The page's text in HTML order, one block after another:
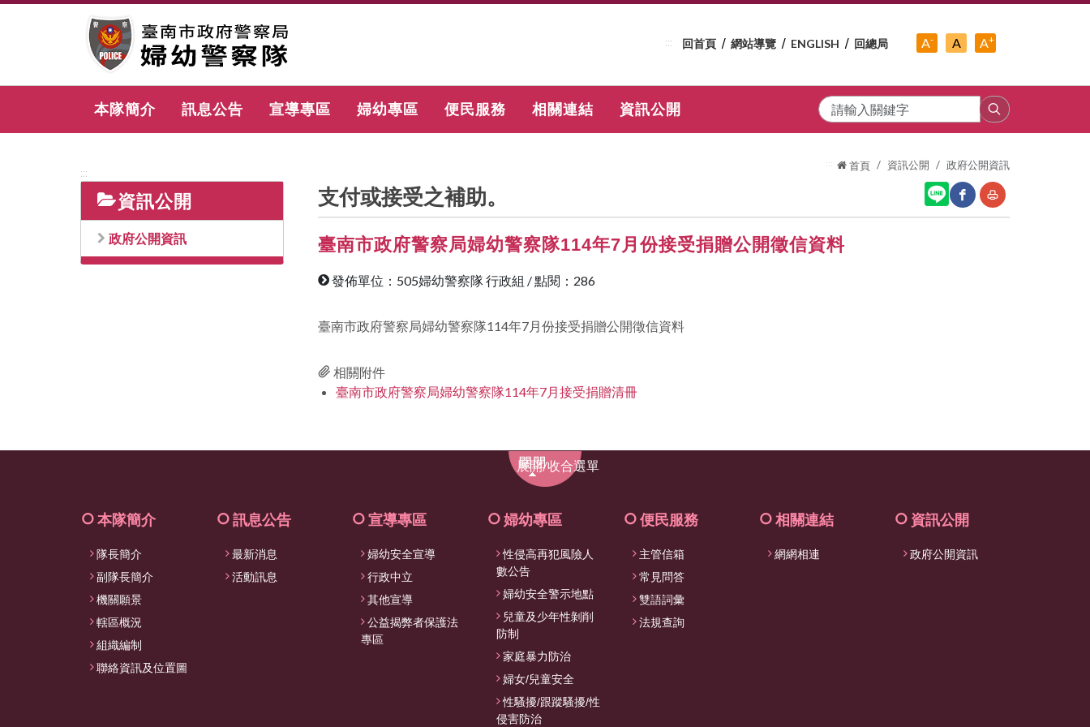
跳
內
::: 回首頁 網站導覽 ENGLISH 回總局 A-
級
A中
A+
級
本隊簡介 訊息公告 宣導專區 婦幼專區 便民服務 相關連結 資訊公開
搜
尋
:::
資訊公開
政府公開資訊
::: 首頁 資訊公開 政府公開資訊
支付或接受之補助。
臺南市政府警察局婦幼警察隊114年7月份接受捐贈公開徵信資料
發佈單位：505婦幼警察隊 行政組 /點閱：286
臺南市政府警察局婦幼警察隊114年7月份接受捐贈公開徵信資料
相關附件
臺南市政府警察局婦幼警察隊114年7月接受捐贈清冊
展開/收合選單
本隊簡介
隊長簡介
副隊長簡介
機關願景
轄區概況
組織編制
聯絡資訊及位置圖
訊息公告
最新消息
活動訊息
宣導專區
婦幼安全宣導
行政中立
其他宣導
公益揭弊者保護法
專區
婦幼專區
性侵高再犯風險人
數公告
婦幼安全警示地點
兒童及少年性剝削
防制
家庭暴力防治
婦女/兒童安全
性騷擾/跟蹤騷擾/性
侵害防治
便民服務
主管信箱
常見問答
雙語詞彙
法規查詢
相關連結
網網相連
資訊公開
政府公開資訊